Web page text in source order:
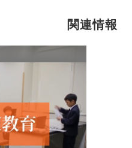
関連情報